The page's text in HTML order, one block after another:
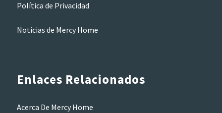
Política de Privacidad
Noticias de Mercy Home
Enlaces Relacionados
Acerca De Mercy Home